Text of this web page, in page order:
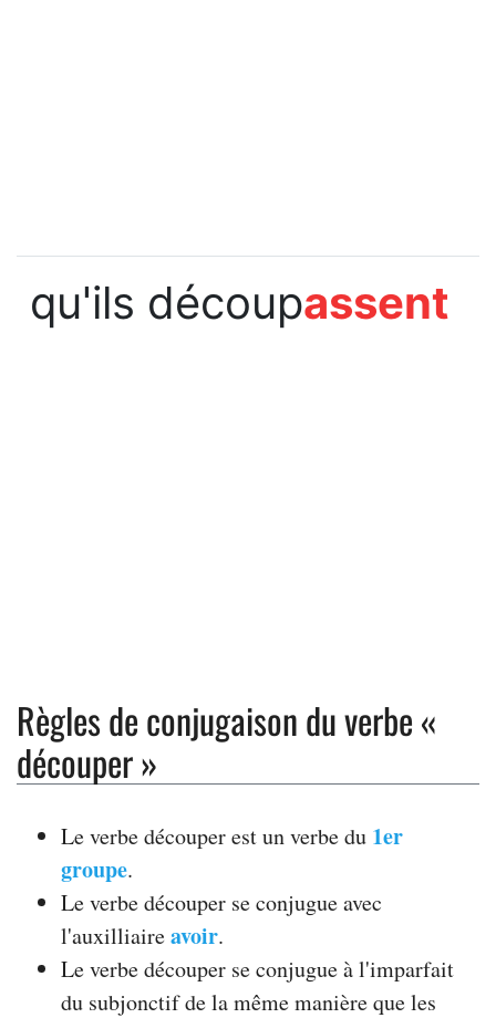
qu'ils découpassent
Règles de conjugaison du verbe «
découper »
Le verbe découper est un verbe du 1er
groupe.
Le verbe découper se conjugue avec
l'auxilliaireavoir.
Le verbe découper se conjugue à l'imparfait
du subjonctif de la même manière que les